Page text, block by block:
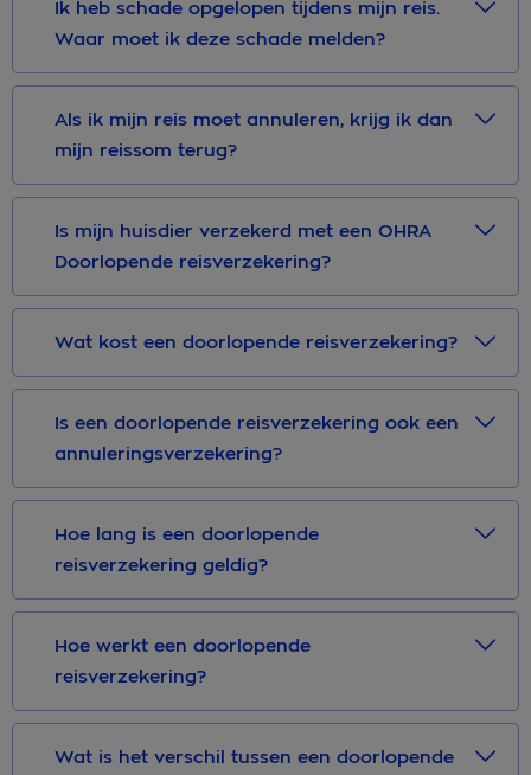
Ik heb schade opgelopen tijdens mijn reis.
Waar moet ik deze schade melden?
Als ik mijn reis moet annuleren, krijg ik dan
mijn reissom terug?
Is mijn huisdier verzekerd met een OHRA
Doorlopende reisverzekering?
Wat kost een doorlopende reisverzekering?
Is een doorlopende reisverzekering ook een
annuleringsverzekering?
Hoe lang is een doorlopende
reisverzekering geldig?
Hoe werkt een doorlopende
reisverzekering?
Wat is het verschil tussen een doorlopende